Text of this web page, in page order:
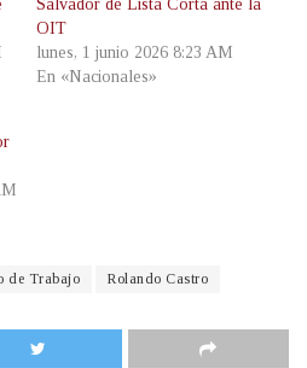
Salvador de Lista Corta ante la
OIT
lunes, 1 junio 2026 8:23 AM
En «Nacionales»
de Trabajo Rolando Castro